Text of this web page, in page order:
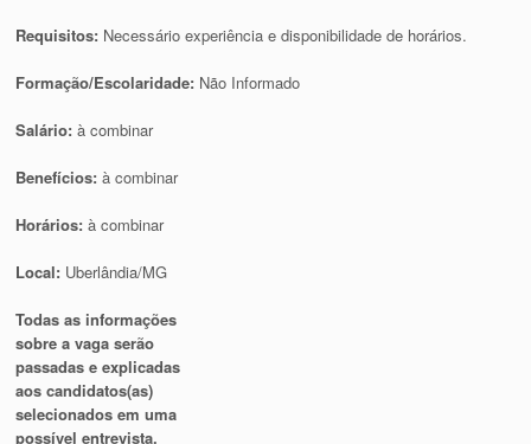
Requisitos: Necessário experiência e disponibilidade de horários.
Formação/Escolaridade: Não Informado
Salário:à combinar
Benefícios:à combinar
Horários:à combinar
Local: Uberlândia/MG
Todas as informações
sobre a vaga serão
passadas e explicadas
aos candidatos(as)
selecionados em uma
possível entrevista.